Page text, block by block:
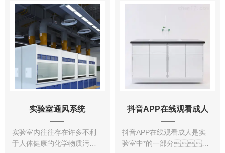
识作为技术基础。无
论是新建、扩
建、或是改建项
目，都不单纯是选购合
理的仪器设备与实验家
具。实验室的总体规
划设计包括实验室合...
是指公司受业主委
工程建设项目的设
全过程或若干阶段的...
实验室通风系统
实验室内往往存在许多不利
于人体健康的化学物质污染
抖音APP在线观看成人
抖音APP在线观看成人是实
验室中*的一部分，